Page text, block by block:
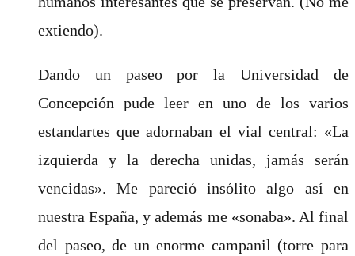
extiendo).
Dando un paseo por la Universidad de
Concepción pude leer en uno de los varios
estandartes que adornaban el vial central: «La
izquierda y la derecha unidas, jamás serán
vencidas». Me pareció insólito algo así en
nuestra España, y además me «sonaba». Al final
del paseo, de un enorme campanil (torre para